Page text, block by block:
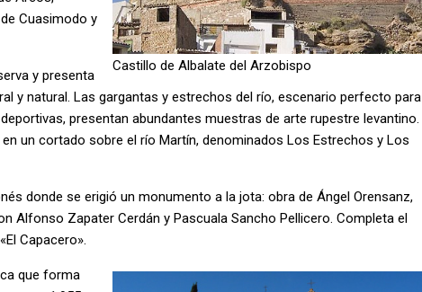
Castillo de Albalate del Arzobispo
Cuasimodo y
y presenta
y natural. Las gargantas y estrechos del río, escenario perfecto para
presentan abundantes muestras de arte rupestre levantino.
un cortado sobre el río Martín, denominados Los Estrechos y Los
donde se erigió un monumento a la jota: obra de Ángel Orensanz,
Alfonso Zapater Cerdán y Pascuala Sancho Pellicero. Completa el
Capacero».
que forma